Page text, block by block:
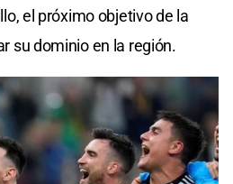
el próximo objetivo de la
su dominio en la región.